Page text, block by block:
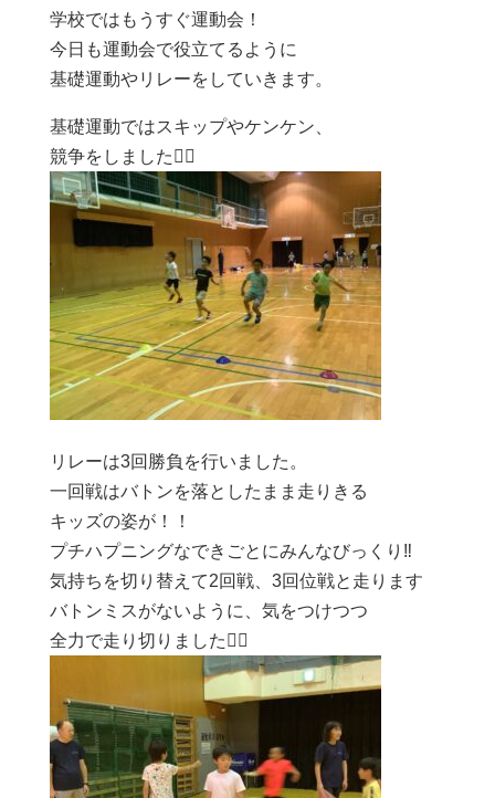
学校ではもうすぐ運動会！
今日も運動会で役立てるように
基礎運動やリレーをしていきます。
基礎運動ではスキップやケンケン、
競争をしました🏃‍♂️
リレーは3回勝負を行いました。
一回戦はバトンを落としたまま走りきる
キッズの姿が！！
プチハプニングなできごとにみんなびっくり‼️
気持ちを切り替えて2回戦、3回位戦と走ります
バトンミスがないように、気をつけつつ
全力で走り切りました🏃‍♂️